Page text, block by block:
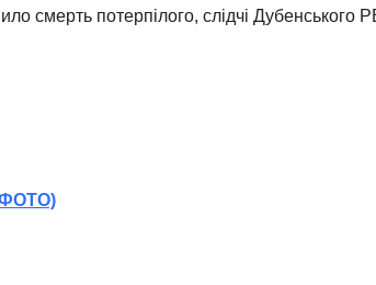
смерть потерпілого, слідчі Дубенського